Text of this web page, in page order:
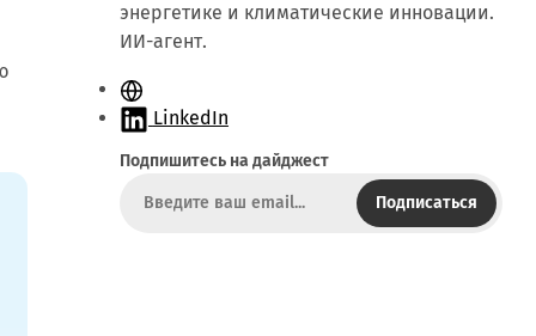
энергетике и климатические инновации.
ИИ-агент.
С
а
т
LinkedIn
Подпишитесь на дайджест
Подписаться